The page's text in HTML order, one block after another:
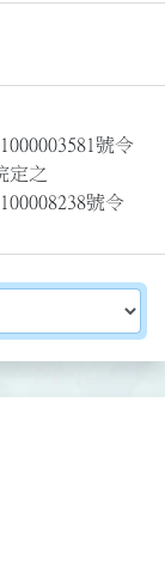
號令
定之
號令